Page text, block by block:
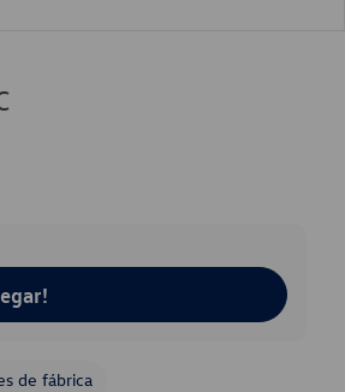
de fábrica